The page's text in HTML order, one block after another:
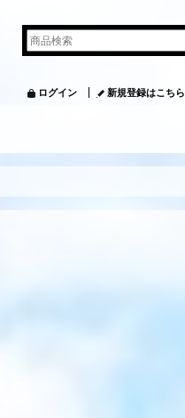
ログイン 新規登録はこちら